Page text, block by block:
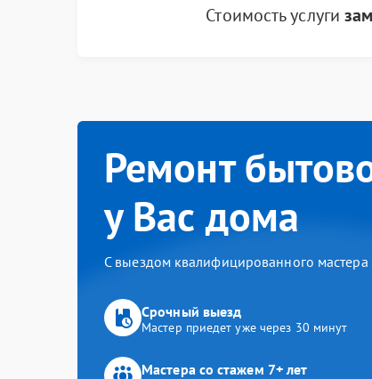
Стоимость услуги
Ремонт
у Вас дома
С выездом квалифицированного мастера
Срочный выезд
Мастер приедет уже через 30 минут
Мастера со стажем 7+ лет